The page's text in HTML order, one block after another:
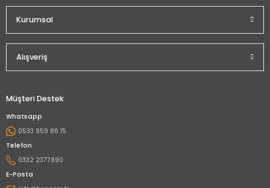
Kurumsal
Alışveriş
Müşteri Destek
Whatsapp
0533 959 86 15
Telefon
0332 2377890
E-Posta